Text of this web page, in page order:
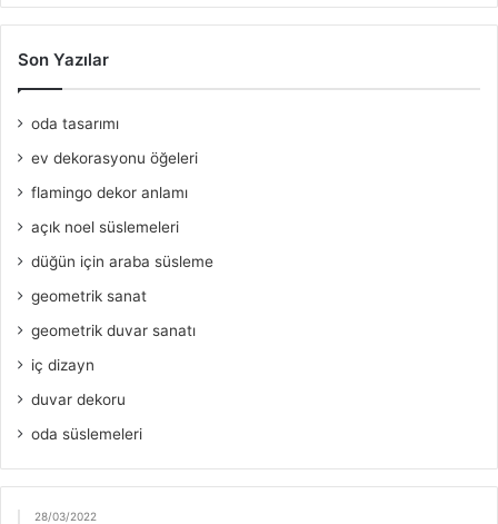
Son Yazılar
oda tasarımı
ev dekorasyonu öğeleri
flamingo dekor anlamı
açık noel süslemeleri
düğün için araba süsleme
geometrik sanat
geometrik duvar sanatı
iç dizayn
duvar dekoru
oda süslemeleri
28/03/2022